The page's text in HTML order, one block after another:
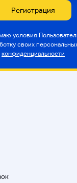
может
Регистрация
условия
своих
конфиденциальности